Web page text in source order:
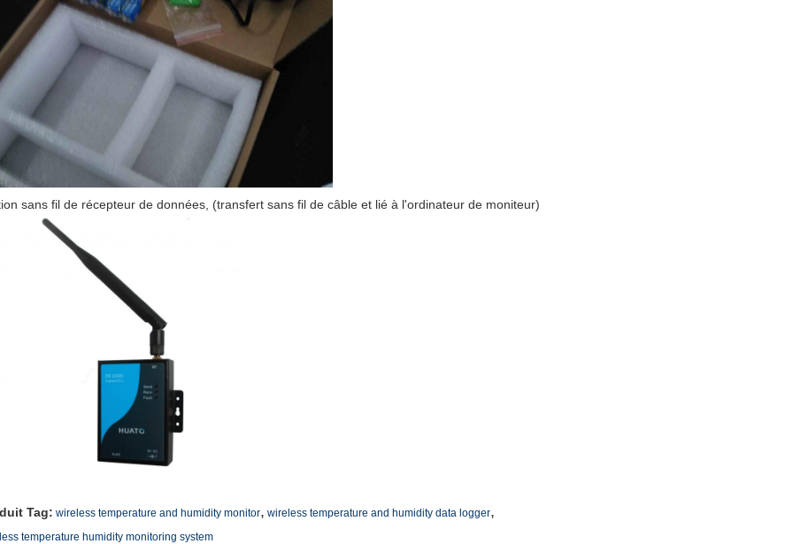
sans fil de récepteur de données, (transfert sans fil de câble et lié à l'ordinateur de moniteur)
Tag: wireless temperature and humidity monitor, wireless temperature and humidity data logger,
temperature humidity monitoring system